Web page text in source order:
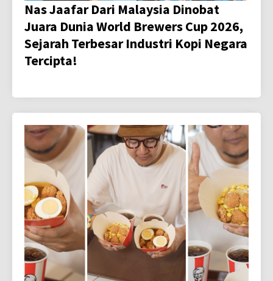
Nas Jaafar Dari Malaysia Dinobat
Juara Dunia World Brewers Cup 2026,
Sejarah Terbesar Industri Kopi Negara
Tercipta!